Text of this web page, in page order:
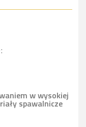
w wysokiej
spawalnicze